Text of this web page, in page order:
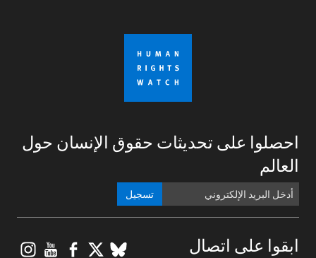
احصلوا على تحديثات حقوق الإنسان حول
العالم
تسجيل
ابقوا على اتصال BlueSky
X